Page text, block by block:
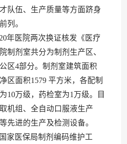
队伍、生产质量等方面跻身
列。
医院两次换证核发《医疗
制剂室共分为制剂生产区、
区4部分。制剂室建筑面积
区面积1579 平方米，各配制
10万级，药检室为1万级。目
机组、全自动口服液生产
先进的生产及检测设备。
医保局制剂编码维护工